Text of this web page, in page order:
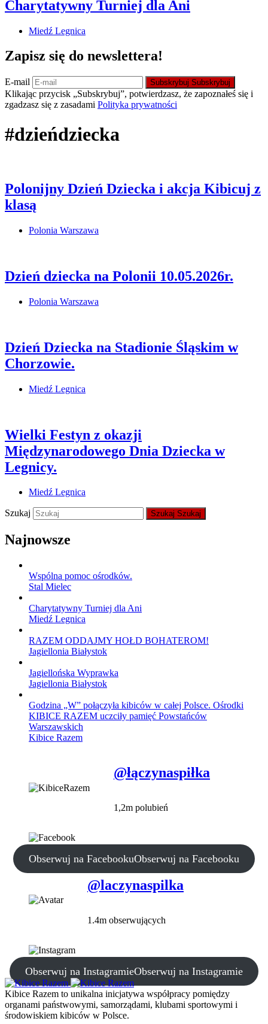
Charytatywny Turniej dla Ani
Miedź Legnica
Zapisz się do newslettera!
E-mail Subskrybuj Subskrybuj
Klikając przycisk „Subskrybuj”, potwierdzasz, że zapoznałeś się i
zgadzasz się z zasadami Polityka prywatności
#dzieńdziecka
Polonijny Dzień Dziecka i akcja Kibicuj z
klasą
Polonia Warszawa
Dzień dziecka na Polonii 10.05.2026r.
Polonia Warszawa
Dzień Dziecka na Stadionie Śląskim w
Chorzowie.
Miedź Legnica
Wielki Festyn z okazji
Międzynarodowego Dnia Dziecka w
Legnicy.
Miedź Legnica
Szukaj Szukaj Szukaj
Najnowsze
Wspólna pomoc ośrodków.
Stal Mielec
Charytatywny Turniej dla Ani
Miedź Legnica
RAZEM ODDAJMY HOŁD BOHATEROM!
Jagiellonia Białystok
Jagiellońska Wyprawka
Jagiellonia Białystok
Godzina „W” połączyła kibiców w całej Polsce. Ośrodki
KIBICE RAZEM uczciły pamięć Powstańców
Warszawskich
Kibice Razem
@łączynaspiłka
1,2m polubień
Obserwuj na FacebookuObserwuj na Facebooku
@laczynaspilka
1.4m obserwujących
Obserwuj na InstagramieObserwuj na Instagramie
Kibice Razem to unikalna inicjatywa współpracy pomiędzy
organami państwowymi, samorządami, klubami sportowymi i
środowiskiem kibiców w Polsce.